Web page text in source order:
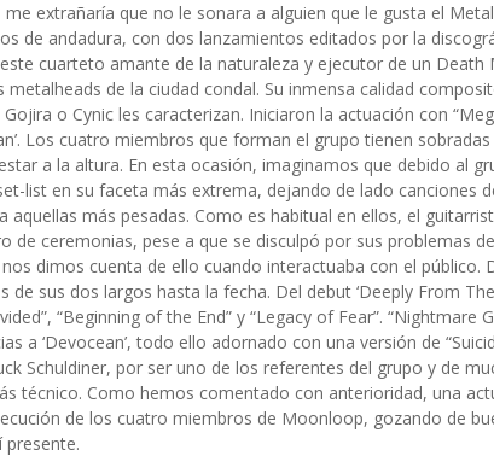
extrañaría que no le sonara a alguien que le gusta el
de andadura, con dos lanzamientos editados por la
cuarteto amante de la naturaleza y ejecutor de un Death
de la ciudad condal. Su inmensa calidad
o Cynic les caracterizan. Iniciaron la actuación con
Los cuatro miembros que forman el grupo tienen
a la altura. En esta ocasión, imaginamos que debido al
list en su faceta más extrema, dejando de lado canciones
aquellas más pesadas. Como es habitual en ellos, el
de ceremonias, pese a que se disculpó por sus problemas
dimos cuenta de ello cuando interactuaba con el público.
de sus dos largos hasta la fecha. Del debut ‘Deeply From
“Beginning of the End” y “Legacy of Fear”. “Nightmare
a ‘Devocean’, todo ello adornado con una versión de
Schuldiner, por ser uno de los referentes del grupo y de
técnico. Como hemos comentado con anterioridad, una
de los cuatro miembros de Moonloop, gozando de
presente.